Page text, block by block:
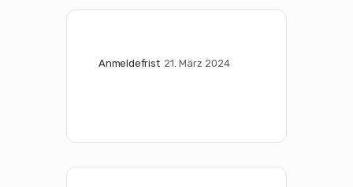
Anmeldefrist 21. März 2024